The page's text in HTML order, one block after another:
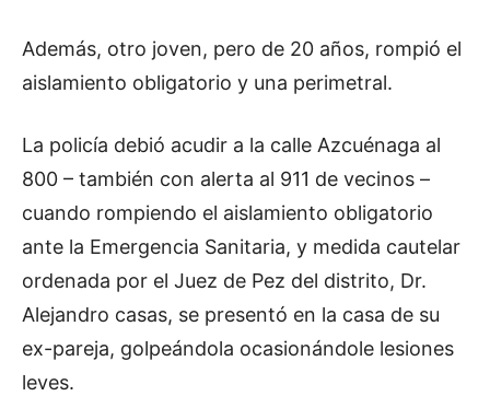
Además, otro joven, pero de 20 años, rompió el
aislamiento obligatorio y una perimetral.
La policía debió acudir a la calle Azcuénaga al
800 – también con alerta al 911 de vecinos –
cuando rompiendo el aislamiento obligatorio
ante la Emergencia Sanitaria, y medida cautelar
ordenada por el Juez de Pez del distrito, Dr.
Alejandro casas, se presentó en la casa de su
ex-pareja, golpeándola ocasionándole lesiones
leves.